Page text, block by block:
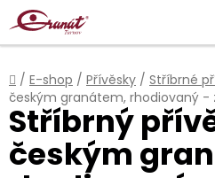
Přejít
na
obsah
Domů
/ E-shop / Přívěsky / Stříbrné
českým granátem, rhodiovaný -
Stříbrný
českým